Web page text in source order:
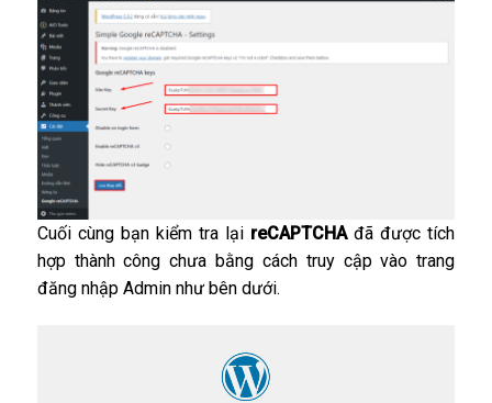
Cuối cùng bạn kiểm tra lại reCAPTCHAđã được tích
hợp thành công chưa bằng cách truy cập vào trang
đăng nhập Admin như bên dưới.